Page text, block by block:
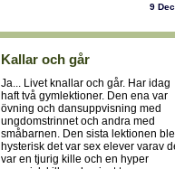
9
Kallar och går
Ja... Livet knallar och går. Har idag
haft två gymlektioner. Den ena var
övning och dansuppvisning med
ungdomstrinnet och andra med
småbarnen. Den sista lektionen
hysterisk det var sex elever varav
var en tjurig kille och en hyper